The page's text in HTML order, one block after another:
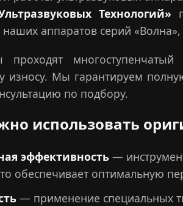
Технологий»
наших аппаратов серий
проходят
износу. Мы гарантируем
по подбору.
использовать
эффективность —
обеспечивает оптимальную
— применение специальных